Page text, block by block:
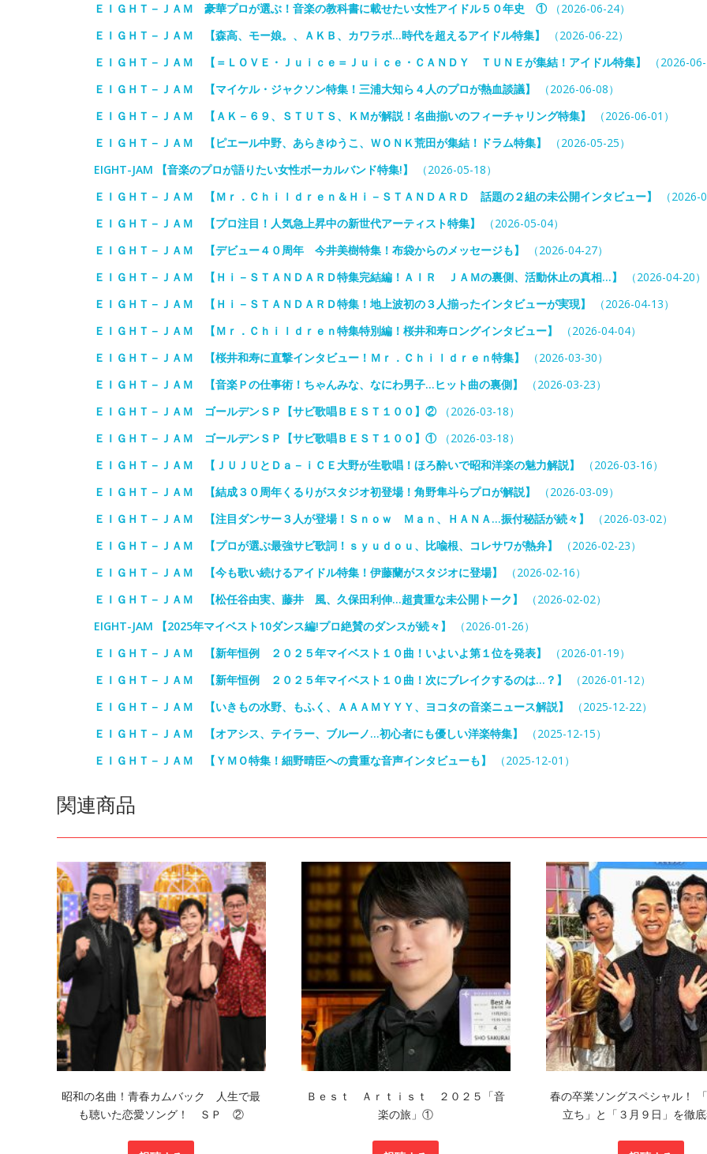
ＥＩＧＨＴ－ＪＡＭ 豪華プロが選ぶ！音楽の教科書に載せたい女性アイドル５０年史 ①（2026-06-24）
ＥＩＧＨＴ－ＪＡＭ 【森高、モー娘。、ＡＫＢ、カワラボ…時代を超えるアイドル特集】
（2026-06-22）
ＥＩＧＨＴ－ＪＡＭ 【＝ＬＯＶＥ・Ｊｕｉｃｅ＝Ｊｕｉｃｅ・ＣＡＮＤＹ ＴＵＮＥが集結！アイドル特集】
（2026-
ＥＩＧＨＴ－ＪＡＭ 【マイケル・ジャクソン特集！三浦大知ら４人のプロが熱血談議】
（2026-06-08）
ＥＩＧＨＴ－ＪＡＭ 【ＡＫ－６９、ＳＴＵＴＳ、ＫＭが解説！名曲揃いのフィーチャリング特集】
（2026-06-01）
ＥＩＧＨＴ－ＪＡＭ 【ピエール中野、あらきゆうこ、ＷＯＮＫ荒田が集結！ドラム特集】
（2026-05-25）
EIGHT-JAM 【音楽のプロが語りたい女性ボーカルバンド特集!】
（2026-05-18）
ＥＩＧＨＴ－ＪＡＭ 【Ｍｒ．Ｃｈｉｌｄｒｅｎ＆Ｈｉ－ＳＴＡＮＤＡＲＤ 話題の２組の未公開インタビュー】
（2026-
ＥＩＧＨＴ－ＪＡＭ 【プロ注目！人気急上昇中の新世代アーティスト特集】
（2026-05-04）
ＥＩＧＨＴ－ＪＡＭ 【デビュー４０周年 今井美樹特集！布袋からのメッセージも】
（2026-04-27）
ＥＩＧＨＴ－ＪＡＭ 【Ｈｉ－ＳＴＡＮＤＡＲＤ特集完結編！ＡＩＲ ＪＡＭの裏側、活動休止の真相…】
（2026-04-20）
ＥＩＧＨＴ－ＪＡＭ 【Ｈｉ－ＳＴＡＮＤＡＲＤ特集！地上波初の３人揃ったインタビューが実現】
（2026-04-13）
ＥＩＧＨＴ－ＪＡＭ 【Ｍｒ．Ｃｈｉｌｄｒｅｎ特集特別編！桜井和寿ロングインタビュー】
（2026-04-04）
ＥＩＧＨＴ－ＪＡＭ 【桜井和寿に直撃インタビュー！Ｍｒ．Ｃｈｉｌｄｒｅｎ特集】
（2026-03-30）
ＥＩＧＨＴ－ＪＡＭ 【音楽Ｐの仕事術！ちゃんみな、なにわ男子…ヒット曲の裏側】
（2026-03-23）
ＥＩＧＨＴ－ＪＡＭ ゴールデンＳＰ【サビ歌唱ＢＥＳＴ１００】②（2026-03-18）
ＥＩＧＨＴ－ＪＡＭ ゴールデンＳＰ【サビ歌唱ＢＥＳＴ１００】①（2026-03-18）
ＥＩＧＨＴ－ＪＡＭ 【ＪＵＪＵとＤａ－ｉＣＥ大野が生歌唱！ほろ酔いで昭和洋楽の魅力解説】
（2026-03-16）
ＥＩＧＨＴ－ＪＡＭ 【結成３０周年くるりがスタジオ初登場！角野隼斗らプロが解説】
（2026-03-09）
ＥＩＧＨＴ－ＪＡＭ 【注目ダンサー３人が登場！Ｓｎｏｗ Ｍａｎ、ＨＡＮＡ…振付秘話が続々】
（2026-03-02）
ＥＩＧＨＴ－ＪＡＭ 【プロが選ぶ最強サビ歌詞！ｓｙｕｄｏｕ、比喩根、コレサワが熱弁】
（2026-02-23）
ＥＩＧＨＴ－ＪＡＭ 【今も歌い続けるアイドル特集！伊藤蘭がスタジオに登場】
（2026-02-16）
ＥＩＧＨＴ－ＪＡＭ 【松任谷由実、藤井 風、久保田利伸…超貴重な未公開トーク】
（2026-02-02）
EIGHT-JAM 【2025年マイベスト10ダンス編!プロ絶賛のダンスが続々】
（2026-01-26）
ＥＩＧＨＴ－ＪＡＭ 【新年恒例 ２０２５年マイベスト１０曲！いよいよ第１位を発表】
（2026-01-19）
ＥＩＧＨＴ－ＪＡＭ 【新年恒例 ２０２５年マイベスト１０曲！次にブレイクするのは…？】
（2026-01-12）
ＥＩＧＨＴ－ＪＡＭ 【いきもの水野、もふく、ＡＡＡＭＹＹＹ、ヨコタの音楽ニュース解説】
（2025-12-22）
ＥＩＧＨＴ－ＪＡＭ 【オアシス、テイラー、ブルーノ…初心者にも優しい洋楽特集】
（2025-12-15）
ＥＩＧＨＴ－ＪＡＭ 【ＹＭＯ特集！細野晴臣への貴重な音声インタビューも】
（2025-12-01）
関連商品
昭和の名曲！青春カムバック 人生で最
も聴いた恋愛ソング！ ＳＰ ②
Ｂｅｓｔ Ａｒｔｉｓｔ ２０２５「音
楽の旅」①
春の卒業ソングスペシャル！
立ち」と「３月９日」を徹